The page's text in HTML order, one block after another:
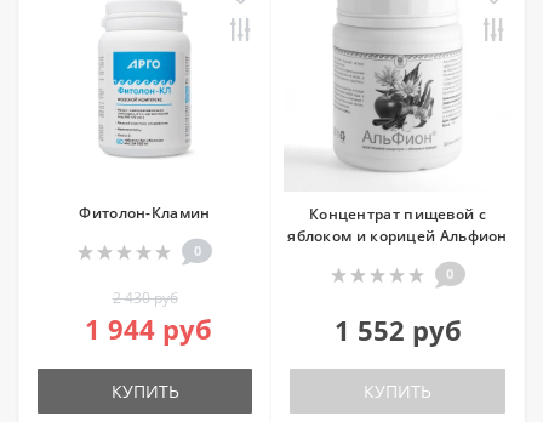
Фитолон-Кламин
0
2 430 руб
1 944 руб
КУПИТЬ
Концентрат пищевой с
яблоком и корицей Альфион
0
1 552 руб
КУПИТЬ